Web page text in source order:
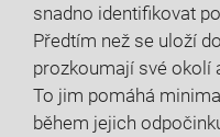
snadno identifikovat
Předtím než⁣ se uloží
prozkoumají své okolí
To jim pomáhá
během jejich